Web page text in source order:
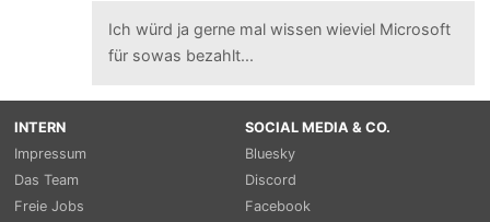
Ich würd ja gerne mal wissen wieviel Microsoft
für sowas bezahlt...
INTERN
Impressum
Das Team
Freie Jobs
SOCIAL MEDIA & CO.
Bluesky
Discord
Facebook